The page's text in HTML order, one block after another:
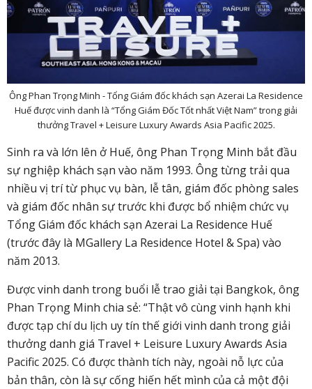
Ông Phan Trọng Minh - Tổng Giám đốc khách sạn Azerai La Residence
Huế được vinh danh là “Tổng Giám Đốc Tốt nhất Việt Nam” trong giải
thưởng Travel + Leisure Luxury Awards Asia Pacific 2025.
Sinh ra và lớn lên ở Huế, ông Phan Trọng Minh bắt đầu
sự nghiệp khách sạn vào năm 1993. Ông từng trải qua
nhiều vị trí từ phục vụ bàn, lễ tân, giám đốc phòng sales
và giám đốc nhân sự trước khi được bổ nhiệm chức vụ
Tổng Giám đốc khách sạn Azerai La Residence Huế
(trước đây là MGallery La Residence Hotel & Spa) vào
năm 2013.
Được vinh danh trong buổi lễ trao giải tại Bangkok, ông
Phan Trọng Minh chia sẻ: “Thật vô cùng vinh hạnh khi
được tạp chí du lịch uy tín thế giới vinh danh trong giải
thưởng danh giá Travel + Leisure Luxury Awards Asia
Pacific 2025. Có được thành tích này, ngoài nỗ lực của
bản thân, còn là sự cống hiến hết mình của cả một đội